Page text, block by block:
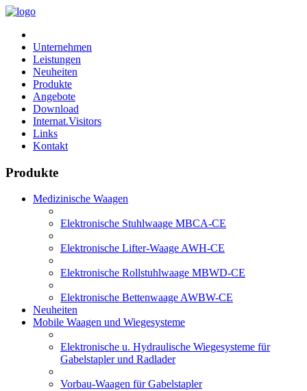
Unternehmen
Leistungen
Neuheiten
Produkte
Angebote
Download
Internat.Visitors
Links
Kontakt
Produkte
Medizinische Waagen
Elektronische Stuhlwaage MBCA-CE
Elektronische Lifter-Waage AWH-CE
Elektronische Rollstuhlwaage MBWD-CE
Elektronische Bettenwaage AWBW-CE
Neuheiten
Mobile Waagen und Wiegesysteme
Elektronische u. Hydraulische Wiegesysteme für
Gabelstapler und Radlader
Vorbau-Waagen für Gabelstapler